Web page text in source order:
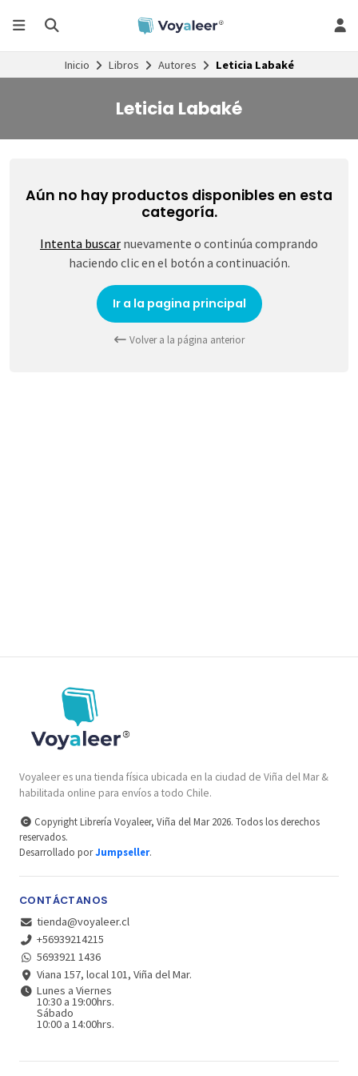
Inicio Libros Autores Leticia Labaké
Leticia Labaké
Aún no hay productos disponibles en esta
categoría.
Intenta buscar nuevamente o continúa comprando
haciendo clic en el botón a continuación.
Ir a la pagina principal
Volver a la página anterior
Voyaleer es una tienda física ubicada en la ciudad de Viña del Mar &
habilitada online para envíos a todo Chile.
Copyright Librería Voyaleer, Viña del Mar 2026. Todos los derechos
reservados.
Desarrollado porJumpseller.
CONTÁCTANOS
tienda@voyaleer.cl
+56939214215
5693921 1436
Viana 157, local 101, Viña del Mar.
Lunes a Viernes
10:30 a 19:00hrs.
Sábado
10:00 a 14:00hrs.